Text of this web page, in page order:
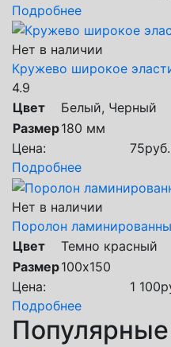
Подробнее
Нет в наличии
Кружево широкое
4.9
Цвет
Белый, Черный
Размер180 мм
Цена:
75руб.
Подробнее
Нет в наличии
Поролон
Цвет
Темно красный
Размер100х150
Цена:
1 100
Подробнее